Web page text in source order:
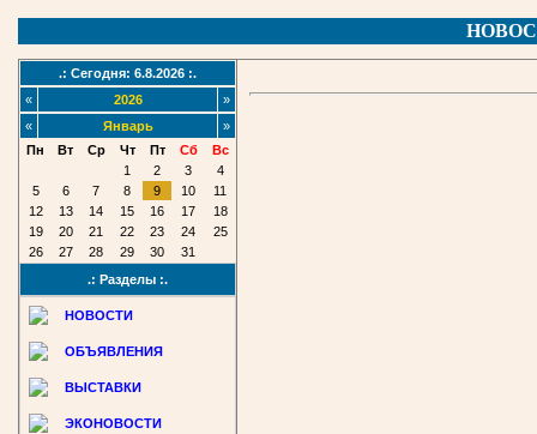
.: Сегодня: 6.8.2026 :.
«
2026
»
«
Январь
»
Пн
Вт Ср Чт Пт Сб
Вс
1
2 3
4
5
6 7 8 9 10
11
12
13 14 15 16 17
18
19
20 21 22 23 24
25
26
27 28 29 30
31
.: Разделы :.
НОВОСТИ
ОБЪЯВЛЕНИЯ
ВЫСТАВКИ
ЭКОНОВОСТИ